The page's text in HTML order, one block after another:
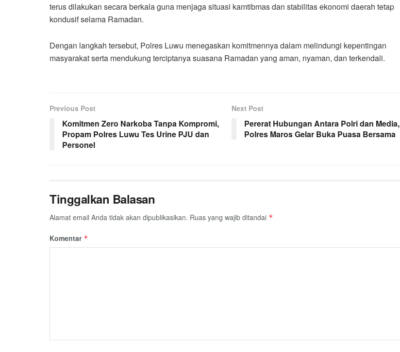
terus dilakukan secara berkala guna menjaga situasi kamtibmas dan stabilitas ekonomi daerah tetap
kondusif selama Ramadan.
Dengan langkah tersebut, Polres Luwu menegaskan komitmennya dalam melindungi kepentingan
masyarakat serta mendukung terciptanya suasana Ramadan yang aman, nyaman, dan terkendali.
Previous Post
Komitmen Zero Narkoba Tanpa Kompromi,
Propam Polres Luwu Tes Urine PJU dan
Personel
Next Post
Pererat Hubungan Antara Polri dan Media,
Polres Maros Gelar Buka Puasa Bersama
Tinggalkan Balasan
Alamat email Anda tidak akan dipublikasikan. Ruas yang wajib ditandai *
Komentar *